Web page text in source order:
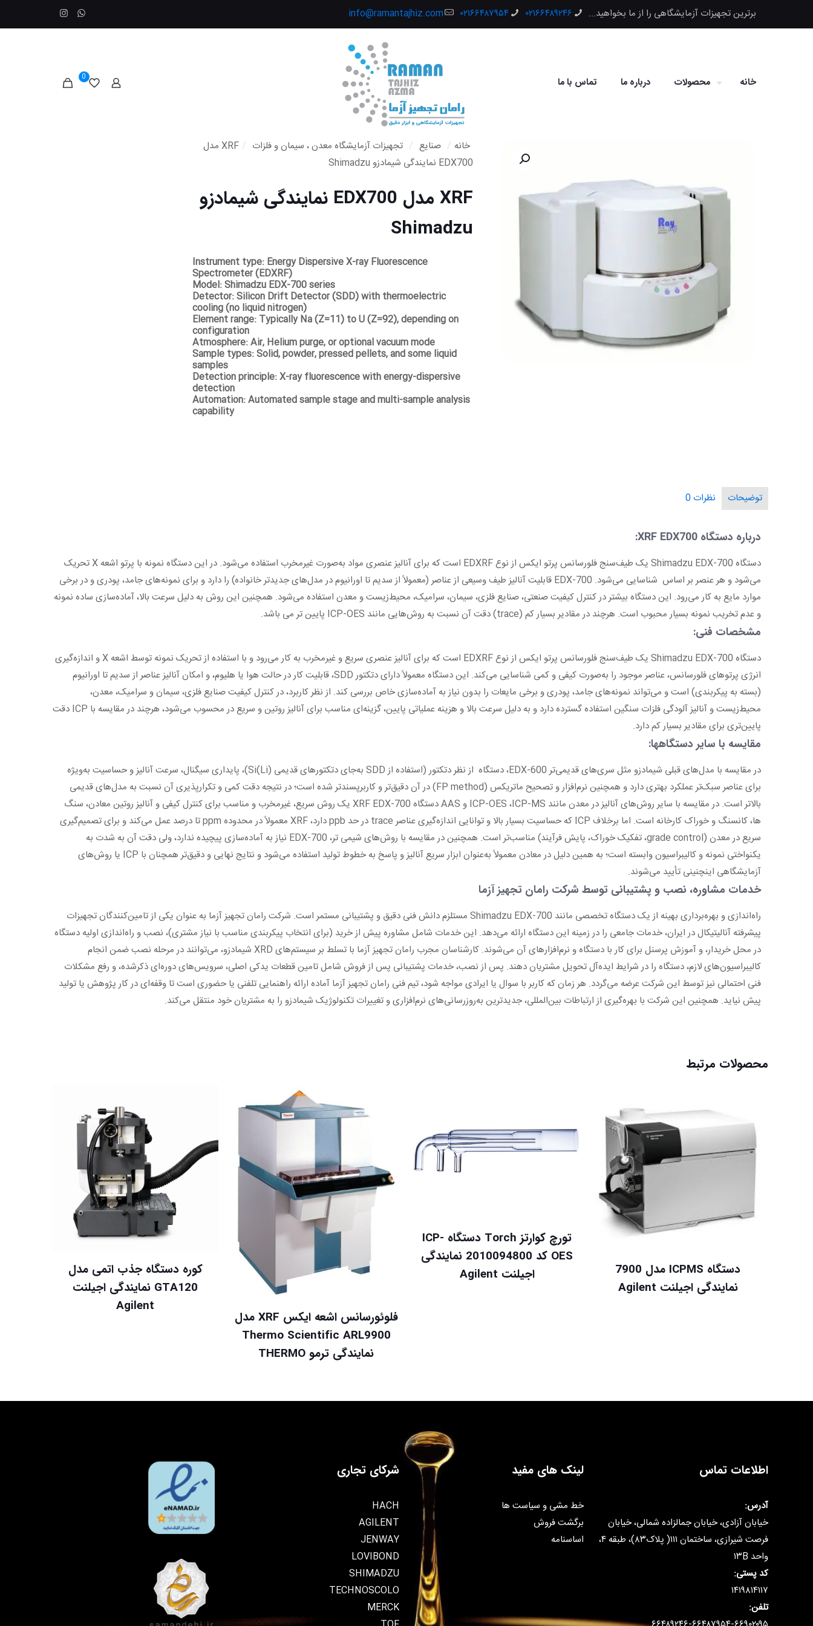
برترین تجهیزات آزمایشگاهی را از ما بخواهید... ۰۲۱۶۶۴۸۹۲۴۶ ۰۲۱۶۶۴۸۷۹۵۴ info@ramantajhiz.com
خانه محصولات درباره ما تماس با ما 0
خانه / صنایع / تجهیزات آزمایشگاه معدن ، سیمان و فلزات /
XRF مدل
EDX700 نمایندگی شیمادزو Shimadzu
XRF مدل EDX700 نمایندگی شیمادزو
Shimadzu
Instrument type: Energy Dispersive X-ray Fluorescence
Spectrometer (EDXRF)
Model: Shimadzu EDX-700 series
Detector: Silicon Drift Detector (SDD) with thermoelectric
cooling (no liquid nitrogen)
Element range: Typically Na (Z=11) to U (Z=92), depending on
configuration
Atmosphere: Air, Helium purge, or optional vacuum mode
Sample types: Solid, powder, pressed pellets, and some liquid
samples
Detection principle: X-ray fluorescence with energy-dispersive
detection
Automation: Automated sample stage and multi-sample analysis
capability
توضیحات نظرات 0
درباره دستگاه XRF EDX700:
دستگاه Shimadzu EDX-700 یک طیف‌سنج فلورسانس پرتو ایکس از نوع EDXRF است که برای آنالیز عنصری مواد به‌صورت غیرمخرب استفاده می‌شود. در این دستگاه نمونه با پرتو اشعه X تحریک
می‌شود و هر عنصر بر اساس شناسایی می‌شود. EDX-700 قابلیت آنالیز طیف وسیعی از عناصر (معمولاً از سدیم تا اورانیوم در مدل‌های جدیدتر خانواده) را دارد و برای نمونه‌های جامد، پودری و در برخی
موارد مایع به کار می‌رود. این دستگاه بیشتر در کنترل کیفیت صنعتی، صنایع فلزی، سیمان، سرامیک، محیط‌زیست و معدن استفاده می‌شود. همچنین این روش به دلیل سرعت بالا، آماده‌سازی ساده نمونه
و عدم تخریب نمونه بسیار محبوب است. هرچند در مقادیر بسیار کم (trace) دقت آن نسبت به روش‌هایی مانند ICP-OES پایین تر می باشد.
مشخصات فنی:
دستگاه Shimadzu EDX-700 یک طیف‌سنج فلورسانس پرتو ایکس از نوع EDXRF است که برای آنالیز عنصری سریع و غیرمخرب به کار می‌رود و با استفاده از تحریک نمونه توسط اشعه X و اندازه‌گیری
انرژی پرتوهای فلورسانس، عناصر موجود را به‌صورت کیفی و کمی شناسایی می‌کند. این دستگاه معمولاً دارای دتکتور SDD، قابلیت کار در حالت هوا یا هلیوم، و امکان آنالیز عناصر از سدیم تا اورانیوم
(بسته به پیکربندی) است و می‌تواند نمونه‌های جامد، پودری و برخی مایعات را بدون نیاز به آماده‌سازی خاص بررسی کند. از نظر کاربرد، در کنترل کیفیت صنایع فلزی، سیمان و سرامیک، معدن،
محیط‌زیست و آنالیز آلودگی فلزات سنگین استفاده گسترده دارد و به دلیل سرعت بالا و هزینه عملیاتی پایین، گزینه‌ای مناسب برای آنالیز روتین و سریع در محسوب می‌شود، هرچند در مقایسه با ICP دقت
پایین‌تری برای مقادیر بسیار کم دارد.
مقایسه با سایر دستگاهها:
در مقایسه با مدل‌های قبلی شیمادزو مثل سری‌های قدیمی‌تر EDX-600، دستگاه از نظر دتکتور (استفاده از SDD به‌جای دتکتورهای قدیمی Si(Li))، پایداری سیگنال، سرعت آنالیز و حساسیت به‌ویژه
برای عناصر سبک‌تر عملکرد بهتری دارد و همچنین نرم‌افزار و تصحیح ماتریکس (FP method) در آن دقیق‌تر و کاربرپسندتر شده است؛ در نتیجه دقت کمی و تکرارپذیری آن نسبت به مدل‌های قدیمی
بالاتر است. در مقایسه با سایر روش‌های آنالیز در معدن مانند ICP-OES ،ICP-MS و AAS دستگاه XRF EDX-700 یک روش سریع، غیرمخرب و مناسب برای کنترل کیفی و آنالیز روتین معادن، سنگ
ها، کانسنگ و خوراک کارخانه است. اما برخلاف ICP که حساسیت بسیار بالا و توانایی اندازه‌گیری عناصر trace در حد ppb دارد، XRF معمولاً در محدوده ppm تا درصد عمل می‌کند و برای تصمیم‌گیری
سریع در معدن (grade control، تفکیک خوراک، پایش فرآیند) مناسب‌تر است. همچنین در مقایسه با روش‌های شیمی تر، EDX-700 نیاز به آماده‌سازی پیچیده ندارد، ولی دقت آن به شدت به
یکنواختی نمونه و کالیبراسیون وابسته است؛ به همین دلیل در معادن معمولاً به‌عنوان ابزار سریع آنالیز و پاسخ به خطوط تولید استفاده می‌شود و نتایج نهایی و دقیق‌تر همچنان با ICP یا روش‌های
آزمایشگاهی اینچنینی تأیید می‌شوند.
خدمات مشاوره، نصب و پشتیبانی توسط شرکت رامان تجهیز آزما
راه‌اندازی و بهره‌برداری بهینه از یک دستگاه تخصصی مانند Shimadzu EDX-700 مستلزم دانش فنی دقیق و پشتیبانی مستمر است. شرکت رامان تجهیز آزما به عنوان یکی از تامین‌کنندگان تجهیزات
پیشرفته آنالیتیکال در ایران، خدمات جامعی را در زمینه این دستگاه ارائه می‌دهد. این خدمات شامل مشاوره پیش از خرید (برای انتخاب پیکربندی مناسب با نیاز مشتری)، نصب و راه‌اندازی اولیه دستگاه
در محل خریدار، و آموزش پرسنل برای کار با دستگاه و نرم‌افزار‌های آن می‌شوند. کارشناسان مجرب رامان تجهیز آزما با تسلط بر سیستم‌های XRD شیمادزو، می‌توانند در مرحله نصب ضمن انجام
کالیبراسیون‌های لازم، دستگاه را در شرایط ایده‌آل تحویل مشتریان دهند. پس از نصب، خدمات پشتیبانی پس از فروش شامل تامین قطعات یدکی اصلی، سرویس‌های دوره‌ای ذکرشده، و رفع مشکلات
فنی احتمالی نیز توسط این شرکت عرضه می‌گردد. هر زمان که کاربر با سوال یا ایرادی مواجه شود، تیم فنی رامان تجهیز آزما آماده ارائه راهنمایی تلفنی یا حضوری است تا وقفه‌ای در کار پژوهش یا تولید
پیش نیاید. همچنین این شرکت با بهره‌گیری از ارتباطات بین‌المللی، جدیدترین به‌روزرسانی‌های نرم‌افزاری و تغییرات تکنولوژیک شیمادزو را به مشتریان خود منتقل می‌کند.
محصولات مرتبط
دستگاه ICPMS مدل 7900
نمایندگی اجیلنت Agilent
تورچ کوارتز Torch دستگاه ICP-
OES کد 2010094800 نمایندگی
اجیلنت Agilent
فلوئورسانس اشعه ایکس XRF مدل
Thermo Scientific ARL9900
نمایندگی ترمو THERMO
کوره دستگاه جذب اتمی مدل
GTA120 نمایندگی اجیلنت
Agilent
اطلاعات تماس
آدرس:
خیابان آزادی، خیابان جمالزاده شمالی، خیابان
فرصت شیرازی، ساختمان ۱۱۱( پلاک۸۳)، طبقه ۴،
واحد ۱۳B
کد پستی:
۱۴۱۹۸۱۴۱۱۷
تلفن:
لینک های مفید
خط مشی و سیاست ها
برگشت فروش
اساسنامه
شرکای تجاری
HACH
AGILENT
JENWAY
LOVIBOND
SHIMADZU
TECHNOSCOLO
MERCK